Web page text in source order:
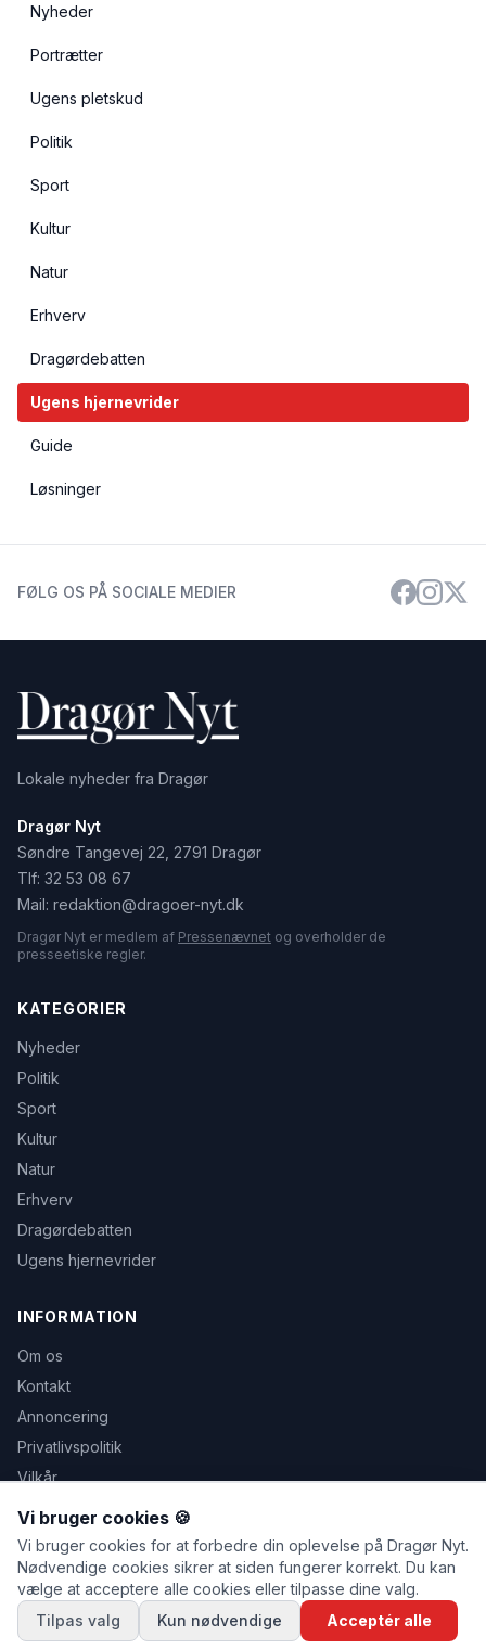
Nyheder
Portrætter
Ugens pletskud
Politik
Sport
Kultur
Natur
Erhverv
Dragørdebatten
Ugens hjernevrider
Guide
Løsninger
FØLG OS PÅ SOCIALE MEDIER
Lokale nyheder fra Dragør
Dragør Nyt
Søndre Tangevej 22, 2791 Dragør
Tlf: 32 53 08 67
Mail: redaktion@dragoer-nyt.dk
Dragør Nyt er medlem af Pressenævnet og overholder de
presseetiske regler.
KATEGORIER
Nyheder
Politik
Sport
Kultur
Natur
Erhverv
Dragørdebatten
Ugens hjernevrider
INFORMATION
Om os
Kontakt
Annoncering
Privatlivspolitik
Vilkår
Avis udeblevet
© 2026 Dragør Nyt. Alle rettigheder forbeholdes.
Vi bruger cookies 🍪
Vi bruger cookies for at forbedre din oplevelse på Dragør Nyt.
Nødvendige cookies sikrer at siden fungerer korrekt. Du kan
vælge at acceptere alle cookies eller tilpasse dine valg.
Tilpas valg
Kun nødvendige Acceptér alle